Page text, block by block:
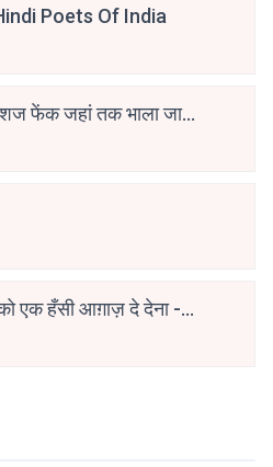
Poets Of India
फेंक जहां तक भाला जाए:
एक हँसी आग़ाज़ दे देना -